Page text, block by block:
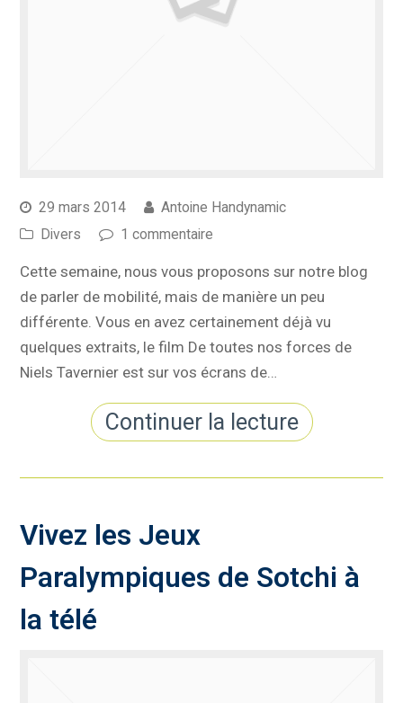
29 mars 2014
Antoine Handynamic
Divers
1 commentaire
Cette semaine, nous vous proposons sur notre blog
de parler de mobilité, mais de manière un peu
différente. Vous en avez certainement déjà vu
quelques extraits, le film De toutes nos forces de
Niels Tavernier est sur vos écrans de…
Continuer la lecture
Vivez les Jeux
Paralympiques de Sotchi à
la télé